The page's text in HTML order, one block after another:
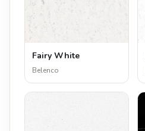
Fairy White
Belenco